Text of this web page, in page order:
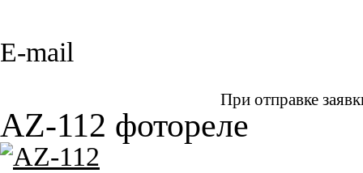
E-mail
При отправке
AZ-112 фотореле